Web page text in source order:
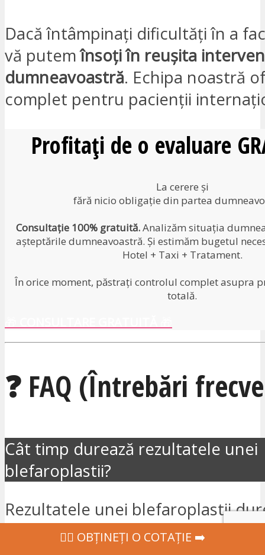
Dacă întâmpinați dificultăți în a
vă putemînsoți în reușita
dumneavoastră. Echipa noastră
complet pentru pacienții
Profitați de o evaluare
La cerere și
fără nicio obligație din partea
Consultație 100% gratuită.Analizăm situația
așteptările dumneavoastră. Și estimăm bugetul
Hotel + Taxi + Tratament.
În orice moment, păstrați controlul complet asupra
totală.
❓ FAQ (Întrebări
Cât timp durează rezultatele unei
blefaroplastii?
Rezultatele unei blefaroplastii
medie între 10 și 15 ani. Deși
‍👩‍⚕ OBȚINEȚI O COTAȚIE ➡️